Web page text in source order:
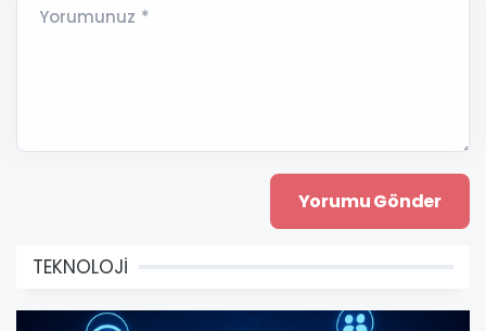
Yorumunuz *
TEKNOLOJİ